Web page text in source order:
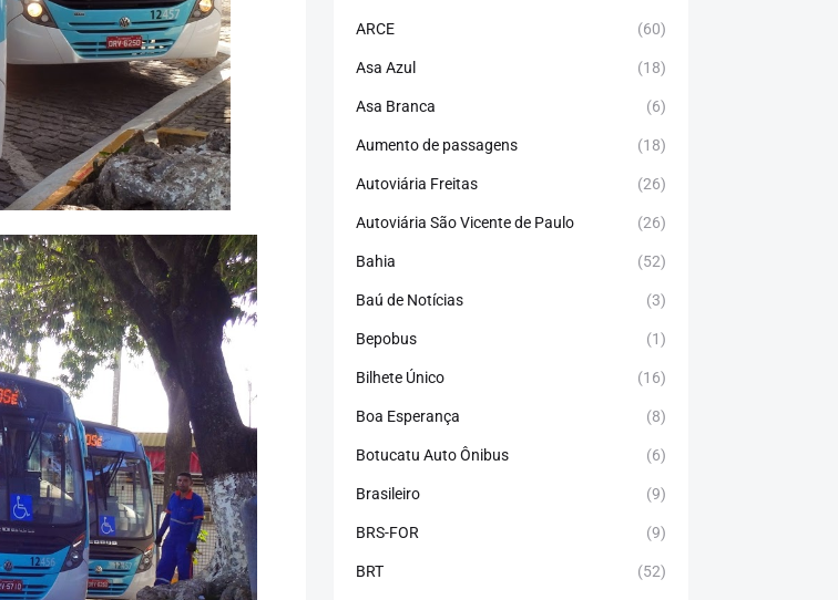
ARCE (60)
Asa Azul (18)
Asa Branca (6)
Aumento de passagens (18)
Autoviária Freitas (26)
Autoviária São Vicente de Paulo (26)
Bahia (52)
Baú de Notícias (3)
Bepobus (1)
Bilhete Único (16)
Boa Esperança (8)
Botucatu Auto Ônibus (6)
Brasileiro (9)
BRS-FOR (9)
BRT (52)